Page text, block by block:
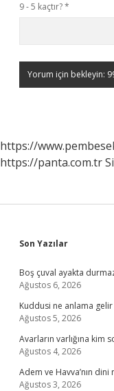
9 - 5 kaçtır?*
https://
https://panta.com.tr
Sidebar
Son Yazılar
Boş çuval ayakta
Ağustos 6, 2026
Kuddusi ne anlama gelir
Ağustos 5, 2026
Avarların varlığına kim
Ağustos 4, 2026
Adem ve Havva’nın dini
Ağustos 3, 2026